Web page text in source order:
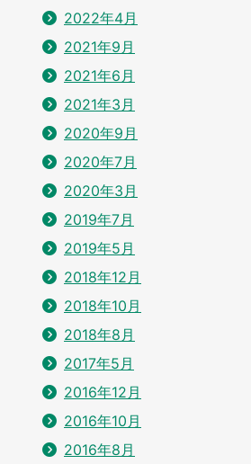
2022年4月
2021年9月
2021年6月
2021年3月
2020年9月
2020年7月
2020年3月
2019年7月
2019年5月
2018年12月
2018年10月
2018年8月
2017年5月
2016年12月
2016年10月
2016年8月